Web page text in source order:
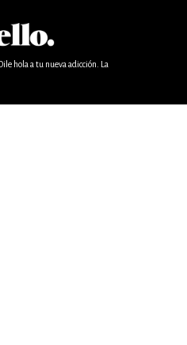
hola a tu nueva adicción. La